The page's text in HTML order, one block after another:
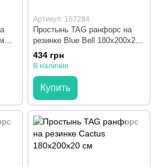
Артикул: 167284
Простынь TAG ранфорс на
резинке Blue Bell 180x200x20
см
434 грн
В наличии
Купить